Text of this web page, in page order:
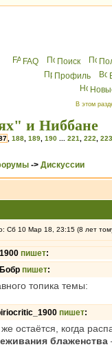
FAQ Поиск
Профиль
В этом
и Ниббане
188 189 190 221 222 223
-> Дискуссии
Сб 10 Мар 18, 23:15 (8 лет
пишет:
пишет:
топика темы:
пишет:
остаётся, когда
блаженства